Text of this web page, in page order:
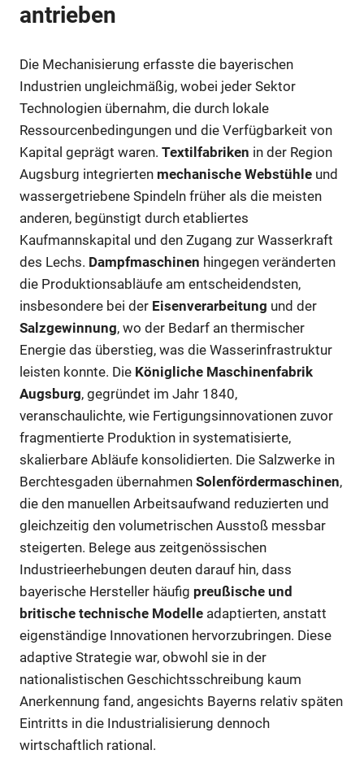
antrieben
Die Mechanisierung erfasste die bayerischen
Industrien ungleichmäßig, wobei jeder Sektor
Technologien übernahm, die durch lokale
Ressourcenbedingungen und die Verfügbarkeit von
Kapital geprägt waren. Textilfabriken in der Region
Augsburg integrierten mechanische Webstühle und
wassergetriebene Spindeln früher als die meisten
anderen, begünstigt durch etabliertes
Kaufmannskapital und den Zugang zur Wasserkraft
des Lechs. Dampfmaschinen hingegen veränderten
die Produktionsabläufe am entscheidendsten,
insbesondere bei der Eisenverarbeitung und der
Salzgewinnung, wo der Bedarf an thermischer
Energie das überstieg, was die Wasserinfrastruktur
leisten konnte. Die Königliche Maschinenfabrik
Augsburg, gegründet im Jahr 1840,
veranschaulichte, wie Fertigungsinnovationen zuvor
fragmentierte Produktion in systematisierte,
skalierbare Abläufe konsolidierten. Die Salzwerke in
Berchtesgaden übernahmen Solenfördermaschinen,
die den manuellen Arbeitsaufwand reduzierten und
gleichzeitig den volumetrischen Ausstoß messbar
steigerten. Belege aus zeitgenössischen
Industrieerhebungen deuten darauf hin, dass
bayerische Hersteller häufig preußische und
britische technische Modelle adaptierten, anstatt
eigenständige Innovationen hervorzubringen. Diese
adaptive Strategie war, obwohl sie in der
nationalistischen Geschichtsschreibung kaum
Anerkennung fand, angesichts Bayerns relativ späten
Eintritts in die Industrialisierung dennoch
wirtschaftlich rational.